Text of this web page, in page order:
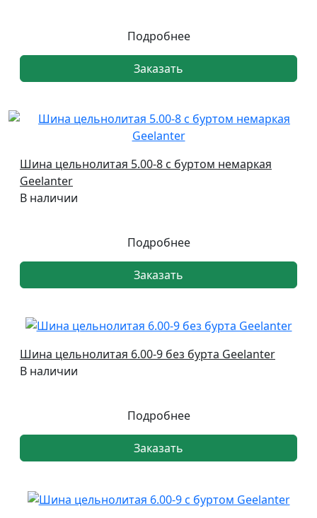
Подробнее
Заказать
Шина цельнолитая 5.00-8 с буртом немаркая
Geelanter
В наличии
Подробнее
Заказать
Шина цельнолитая 6.00-9 без бурта Geelanter
В наличии
Подробнее
Заказать